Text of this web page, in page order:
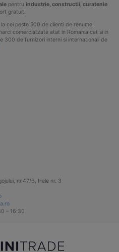
pentru industrie, constructii, curatenie
gratuit.
cei peste 500 de clienti de renume,
comercializate atat in Romania cat si in
300 de furnizori interni si internationali de
nr.47/B, Hala nr. 3
– 16:30